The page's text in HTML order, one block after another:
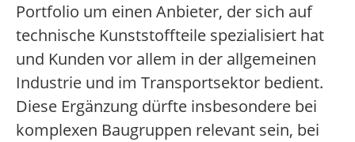
Portfolio um einen Anbieter, der sich auf
technische Kunststoffteile spezialisiert hat
und Kunden vor allem in der allgemeinen
Industrie und im Transportsektor bedient.
Diese Ergänzung dürfte insbesondere bei
komplexen Baugruppen relevant sein, bei